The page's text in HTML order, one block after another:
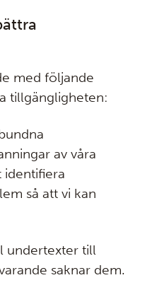
med följande
tillgängligheten:
av våra
identifiera
så att vi kan
undertexter till
saknar dem.